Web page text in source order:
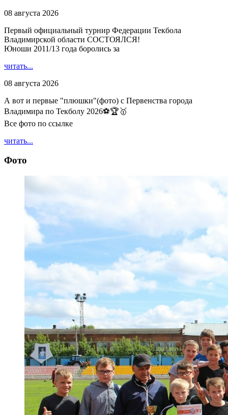
08 августа 2026
Первый официальный турнир Федерации Текбола
Владимирской области СОСТОЯЛСЯ!
Юноши 2011/13 года боролись за
читать...
08 августа 2026
А вот и первые "плюшки"(фото) с Первенства города
Владимира по Текболу 2026⚽🏆🥇
Все фото по ссылке
читать...
Фото